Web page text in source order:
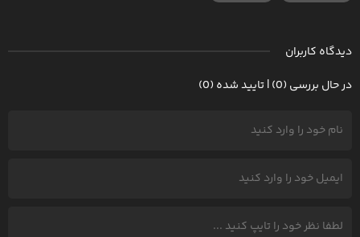
دیدگاه کاربران
در حال بررسی (0) | تایید شده (0)